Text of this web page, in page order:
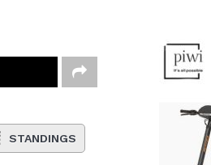
STANDINGS